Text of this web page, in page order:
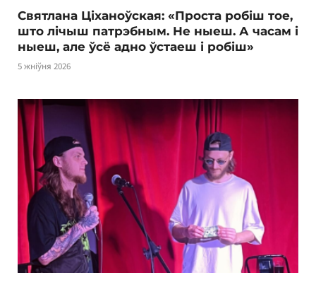
Святлана Ціханоўская: «Проста робіш тое,
што лічыш патрэбным. Не ныеш. А часам і
ныеш, але ўсё адно ўстаеш і робіш»
5 жніўня 2026